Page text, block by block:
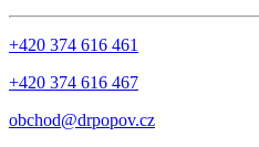
+420 374 616 461
+420 374 616 467
obchod@drpopov.cz